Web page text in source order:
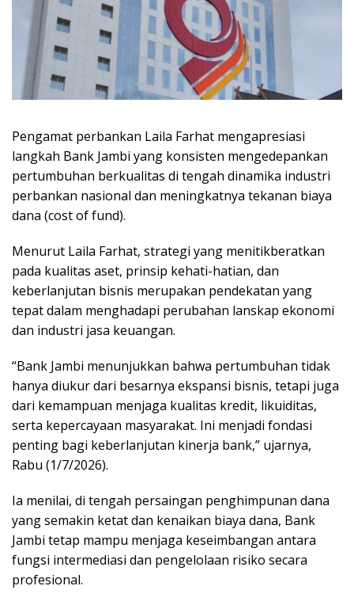
Pengamat perbankan Laila Farhat mengapresiasi
langkah Bank Jambi yang konsisten mengedepankan
pertumbuhan berkualitas di tengah dinamika industri
perbankan nasional dan meningkatnya tekanan biaya
dana (cost of fund).
Menurut Laila Farhat, strategi yang menitikberatkan
pada kualitas aset, prinsip kehati-hatian, dan
keberlanjutan bisnis merupakan pendekatan yang
tepat dalam menghadapi perubahan lanskap ekonomi
dan industri jasa keuangan.
“Bank Jambi menunjukkan bahwa pertumbuhan tidak
hanya diukur dari besarnya ekspansi bisnis, tetapi juga
dari kemampuan menjaga kualitas kredit, likuiditas,
serta kepercayaan masyarakat. Ini menjadi fondasi
penting bagi keberlanjutan kinerja bank,” ujarnya,
Rabu (1/7/2026).
Ia menilai, di tengah persaingan penghimpunan dana
yang semakin ketat dan kenaikan biaya dana, Bank
Jambi tetap mampu menjaga keseimbangan antara
fungsi intermediasi dan pengelolaan risiko secara
profesional.